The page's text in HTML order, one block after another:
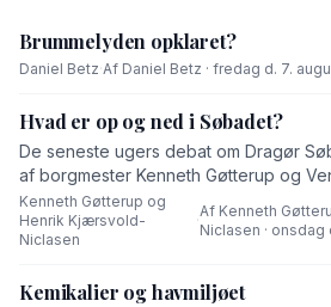
Brummelyden opklaret?
Daniel Betz·Af Daniel Betz · fredag d. 7.
Hvad er op og ned i Søbadet?
De seneste ugers debat om Dragør
af borgmester Kenneth Gøtterup og
Henrik Kjærsvold-Niclasen.
Kenneth Gøtterup og
Henrik Kjærsvold-
Niclasen
·
Af Kenneth
Niclasen · onsdag
Kemikalier og havmiljøet